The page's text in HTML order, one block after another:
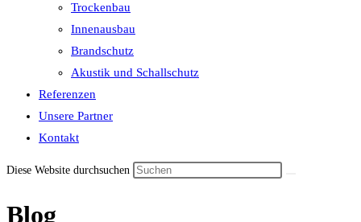
Trockenbau
Innenausbau
Brandschutz
Akustik und Schallschutz
Referenzen
Unsere Partner
Kontakt
Diese Website durchsuchen
Blog